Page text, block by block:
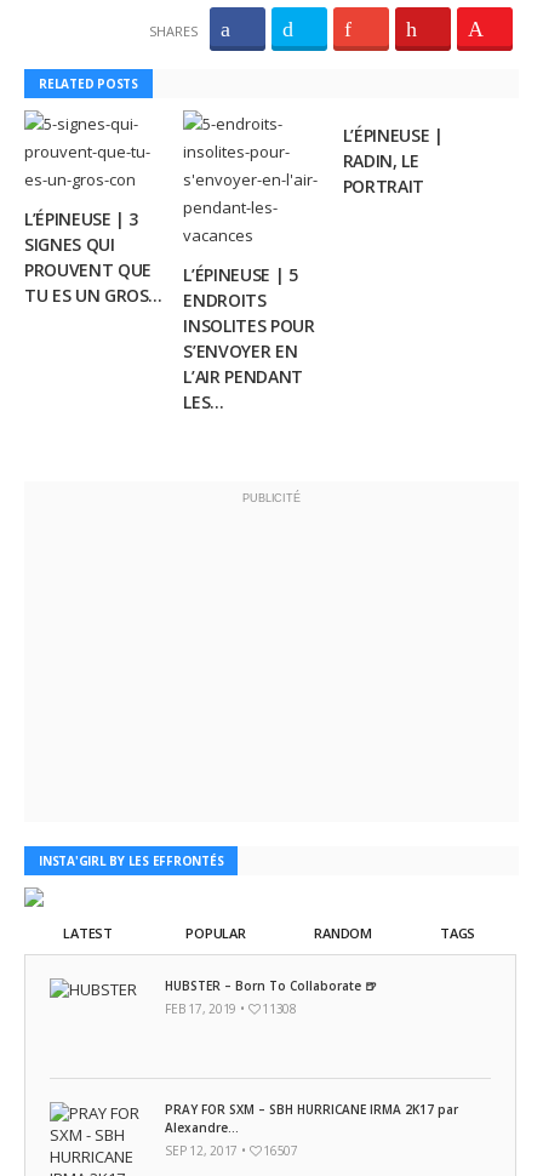
SHARES
RELATED POSTS
L’ÉPINEUSE | 3
SIGNES QUI
PROUVENT QUE
TU ES UN GROS...
L’ÉPINEUSE | 5
ENDROITS
INSOLITES POUR
S’ENVOYER EN
L’AIR PENDANT
LES...
L’ÉPINEUSE |
RADIN, LE
PORTRAIT
PUBLICITÉ
INSTA'GIRL BY LES EFFRONTÉS
LATEST POPULAR RANDOM TAGS
HUBSTER – Born To Collaborate 🍺
FEB 17, 2019 •
11308
PRAY FOR SXM – SBH HURRICANE IRMA 2K17 par
Alexandre...
SEP 12, 2017 •
16507